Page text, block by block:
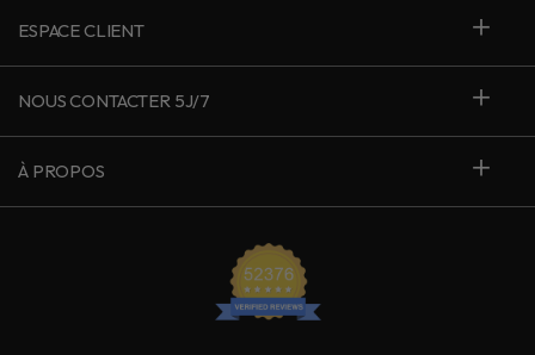
ESPACE CLIENT
NOUS CONTACTER 5J/7
À PROPOS